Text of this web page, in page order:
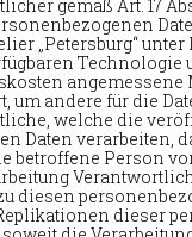
gemäß Art. 17
„Petersburg“
Technologie
angemessene
um andere für die
welche die
Daten verarbeiten,
betroffene Person
diesen
dieser